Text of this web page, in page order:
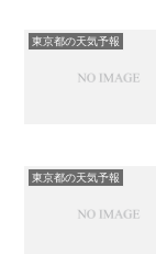
東京都の天気予報
東京都の天気予報